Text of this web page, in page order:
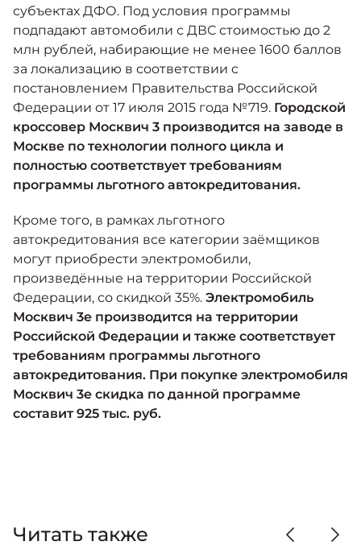
субъектах ДФО. Под условия программы
подпадают автомобили с ДВС стоимостью до 2
млн рублей, набирающие не менее 1600 баллов
за локализацию в соответствии с
постановлением Правительства Российской
Федерации от 17 июля 2015 года №719. Городской
кроссовер Москвич 3 производится на заводе в
Москве по технологии полного цикла и
полностью соответствует требованиям
программы льготного автокредитования.
Кроме того, в рамках льготного
автокредитования все категории заёмщиков
могут приобрести электромобили,
произведённые на территории Российской
Федерации, со скидкой 35%. Электромобиль
Москвич 3е производится на территории
Российской Федерации и также соответствует
требованиям программы льготного
автокредитования. При покупке электромобиля
Москвич 3е скидка по данной программе
составит 925 тыс. руб.
Читать также